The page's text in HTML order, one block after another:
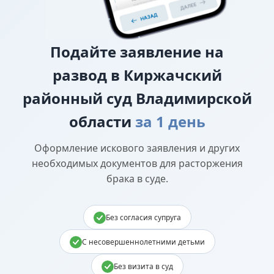
Подайте заявление на
развод в Киржачский
районный суд Владимирской
области за 1 день
Оформление искового заявления и других
необходимых документов для расторжения
брака в суде.
Без согласия супруга
С несовершеннолетними детьми
Без визита в суд